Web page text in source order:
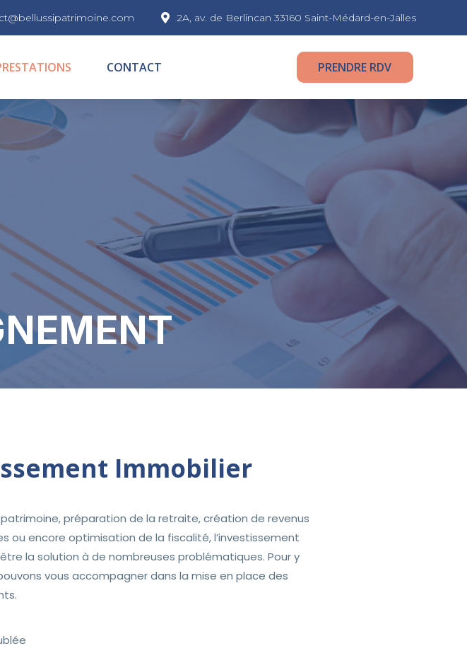
2A, av. de Berlincan 33160 Saint-Médard-en-Jalles
CONTACT PRENDRE RDV
Immobilier
préparation de la retraite, création de revenus
ou encore optimisation de la fiscalité, l’investissement
la solution à de nombreuses problématiques. Pour y
vous accompagner dans la mise en place des